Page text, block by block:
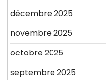
décembre 2025
novembre 2025
octobre 2025
septembre 2025